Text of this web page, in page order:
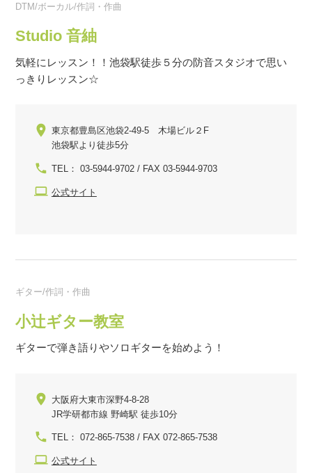
DTM/ボーカル/作詞・作曲
Studio 音紬
気軽にレッスン！！池袋駅徒歩５分の防音スタジオで思い
っきりレッスン☆
東京都豊島区池袋2-49-5 木場ビル２F
池袋駅より徒歩5分
TEL： 03-5944-9702 / FAX 03-5944-9703
公式サイト
ギター/作詞・作曲
小辻ギター教室
ギターで弾き語りやソロギターを始めよう！
大阪府大東市深野4-8-28
JR学研都市線 野崎駅 徒歩10分
TEL： 072-865-7538 / FAX 072-865-7538
公式サイト